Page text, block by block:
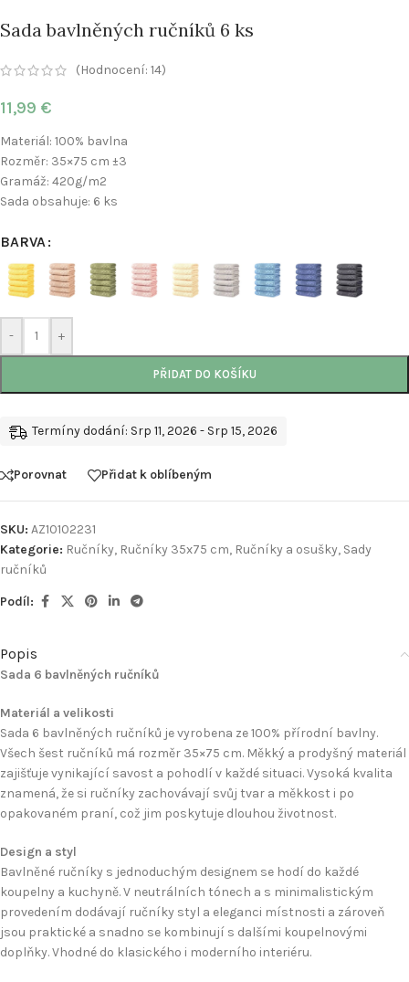
Sada bavlněných ručníků 6 ks
(Hodnocení: 14)
11,99 €
Materiál: 100% bavlna
Rozměr: 35×75 cm ±3
Gramáž: 420g/m2
Sada obsahuje: 6 ks
BARVA
- +
PŘIDAT DO KOŠÍKU
Termíny dodání: Srp 11, 2026 - Srp 15, 2026
Porovnat Přidat k oblíbeným
SKU: AZ10102231
Kategorie: Ručníky, Ručníky 35x75 cm, Ručníky a osušky, Sady
ručníků
Podíl:
Popis
Sada 6 bavlněných ručníků
Materiál a velikosti
Sada 6 bavlněných ručníků je vyrobena ze 100% přírodní bavlny.
Všech šest ručníků má rozměr 35×75 cm. Měkký a prodyšný materiál
zajišťuje vynikající savost a pohodlí v každé situaci. Vysoká kvalita
znamená, že si ručníky zachovávají svůj tvar a měkkost i po
opakovaném praní, což jim poskytuje dlouhou životnost.
Design a styl
Bavlněné ručníky s jednoduchým designem se hodí do každé
koupelny a kuchyně. V neutrálních tónech a s minimalistickým
provedením dodávají ručníky styl a eleganci místnosti a zároveň
jsou praktické a snadno se kombinují s dalšími koupelnovými
doplňky. Vhodné do klasického i moderního interiéru.